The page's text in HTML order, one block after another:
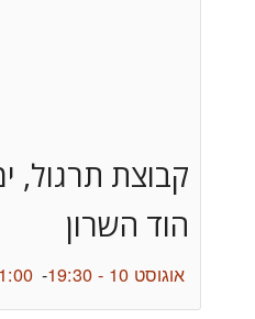
קבוצת תרגול,
הוד השרון
אוגוסט 10 - 19:30 -